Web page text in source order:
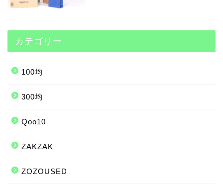
カテゴリー
100均
300均
Qoo10
ZAKZAK
ZOZOUSED